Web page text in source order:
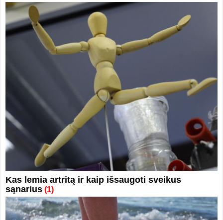
Kas lemia artritą ir kaip išsaugoti sveikus
sąnarius (1)